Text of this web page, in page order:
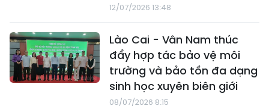
12/07/2026 13:48
Lào Cai - Vân Nam thúc
đẩy hợp tác bảo vệ môi
trường và bảo tồn đa dạng
sinh học xuyên biên giới
08/07/2026 8:15